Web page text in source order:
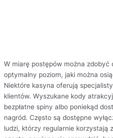
W miarę postępów można zdobyć
optymalny poziom, jaki można
Niektóre kasyna oferują
klientów. Wyszukane kody
bezpłatne spiny albo poniekąd
nagród. Często są dostępne
ludzi, którzy regularnie korzystają